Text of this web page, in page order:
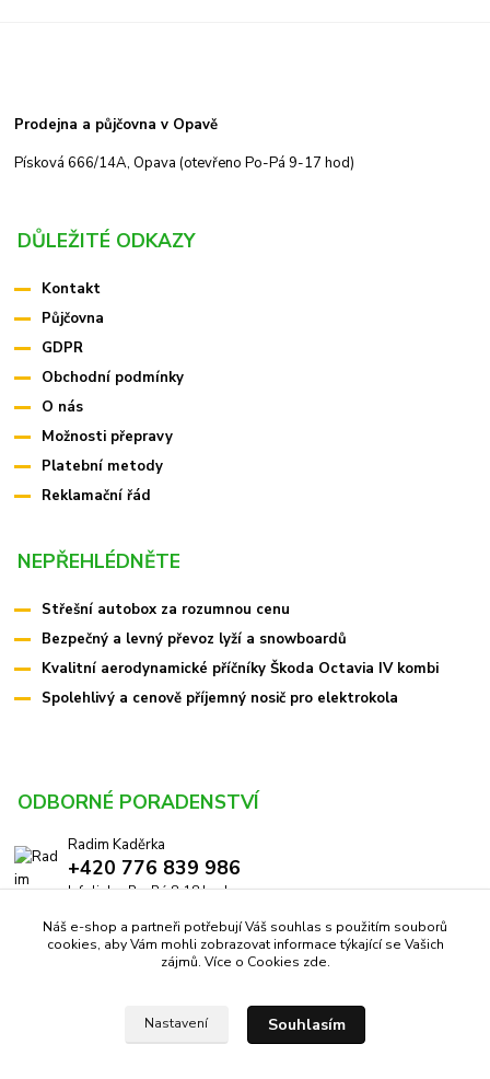
Prodejna a půjčovna v Opavě
Písková 666/14A, Opava (otevřeno Po-Pá 9-17 hod)
DŮLEŽITÉ ODKAZY
Kontakt
Půjčovna
GDPR
Obchodní podmínky
O nás
Možnosti přepravy
Platební metody
Reklamační řád
NEPŘEHLÉDNĚTE
Střešní autobox za rozumnou cenu
Bezpečný a levný převoz lyží a snowboardů
Kvalitní aerodynamické příčníky Škoda Octavia IV kombi
Spolehlivý a cenově příjemný nosič pro elektrokola
ODBORNÉ PORADENSTVÍ
Radim Kaděrka
+420 776 839 986
Infolinka: Po-Pá 8-18 hod.
info@pricniky.cz
Náš e-shop a partneři potřebují Váš souhlas s použitím souborů
cookies, aby Vám mohli zobrazovat informace týkající se Vašich
zájmů. Více o Cookies zde.
Nastavení Souhlasím